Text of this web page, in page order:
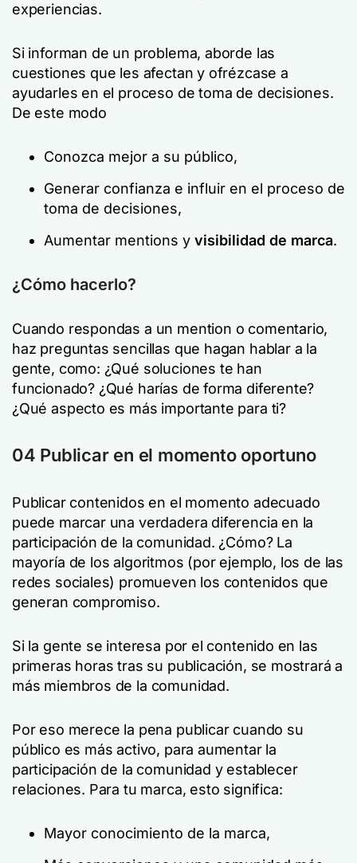
experiencias.
Si informan de un problema, aborde las
cuestiones que les afectan y ofrézcase a
ayudarles en el proceso de toma de decisiones.
De este modo
Conozca mejor a su público,
Generar confianza e influir en el proceso de
toma de decisiones,
Aumentar mentions y visibilidad de marca.
¿Cómo hacerlo?
Cuando respondas a un mention o comentario,
haz preguntas sencillas que hagan hablar a la
gente, como: ¿Qué soluciones te han
funcionado? ¿Qué harías de forma diferente?
¿Qué aspecto es más importante para ti?
04 Publicar en el momento oportuno
Publicar contenidos en el momento adecuado
puede marcar una verdadera diferencia en la
participación de la comunidad. ¿Cómo? La
mayoría de los algoritmos (por ejemplo, los de las
redes sociales) promueven los contenidos que
generan compromiso.
Si la gente se interesa por el contenido en las
primeras horas tras su publicación, se mostrará a
más miembros de la comunidad.
Por eso merece la pena publicar cuando su
público es más activo, para aumentar la
participación de la comunidad y establecer
relaciones. Para tu marca, esto significa:
Mayor conocimiento de la marca,